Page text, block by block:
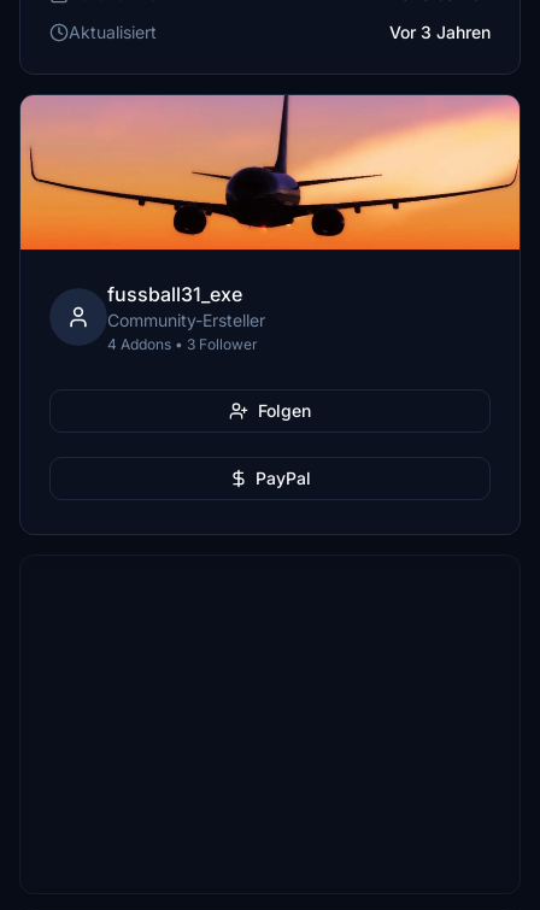
Aktualisiert
Vor 3 Jahren
fussball31_exe
Community-Ersteller
4 Addons • 3 Follower
Folgen
PayPal